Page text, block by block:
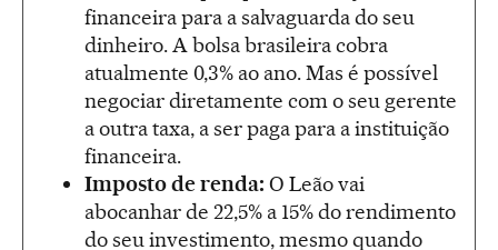
financeira para a salvaguarda do seu
dinheiro. A bolsa brasileira cobra
atualmente 0,3% ao ano. Mas é possível
negociar diretamente com o seu gerente
a outra taxa, a ser paga para a instituição
financeira.
Imposto de renda: O Leão vai
abocanhar de 22,5% a 15% do rendimento
do seu investimento, mesmo quando